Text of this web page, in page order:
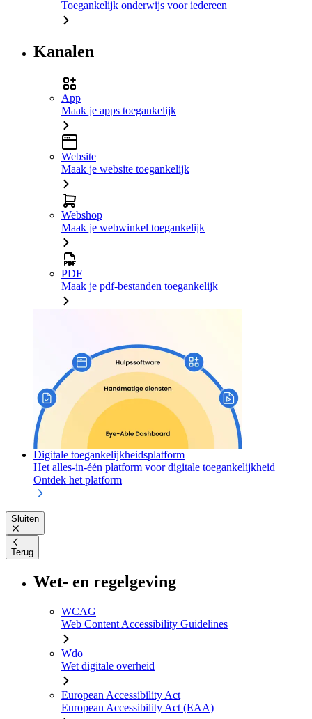
Toegankelijk onderwijs voor iedereen
Kanalen
App
Maak je apps toegankelijk
Website
Maak je website toegankelijk
Webshop
Maak je webwinkel toegankelijk
PDF
Maak je pdf-bestanden toegankelijk
Digitale toegankelijkheidsplatform
Het alles-in-één platform voor digitale toegankelijkheid
Ontdek het platform
Sluiten
Terug
Wet- en regelgeving
WCAG
Web Content Accessibility Guidelines
Wdo
Wet digitale overheid
European Accessibility Act
European Accessibility Act (EAA)